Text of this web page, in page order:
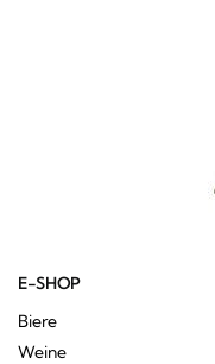
E-SHOP
Biere
Weine